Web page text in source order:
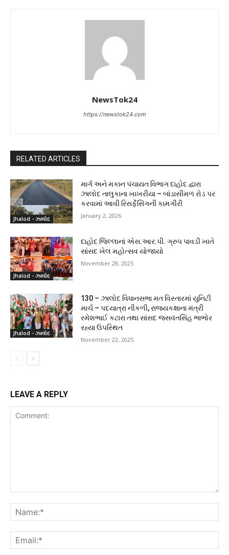
NewsTok24
https://newstok24.com
RELATED ARTICLES
Jhalod - ઝાલોદ
માર્ગ અને મકાન પંચાયત વિભાગ દાહોદ દ્વારા
ઝાલોદ તાલુકાના ખાખરીયા – બાંડાસીમળ રોડ પર
કરવામાં આવી રિસર્ફેસિંગની કામગીરી
January 2, 2026
Jhalod - ઝાલોદ
દાહોદ જિલ્લાનાં એસ.આર.પી. ગ્રુપ પાવડી ખાતે
સાંસદ ખેલ મહોત્સવ યોજાયો
November 28, 2025
Jhalod - ઝાલોદ
130 – ઝાલોદ વિધાનસભા મત વિસ્તારમાં યુનિટી
માર્ચ – પદયાત્રા નીકળી, રાજ્યકક્ષાના મંત્રી
રમેશભાઈ કટારા તથા સાંસદ જસવંતસિંહ ભાભોર
રહ્યા ઉપસ્થિત
November 22, 2025
LEAVE A REPLY